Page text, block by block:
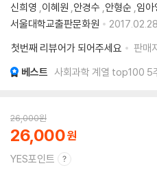
신희영 ,이혜원 ,안경수 ,안형순 ,임아
서울대학교출판문화원
첫번째 리뷰어가 되어주세요
판매
베스트 사회과학 계열 top100 5
26,000원
26,000
YES포인트